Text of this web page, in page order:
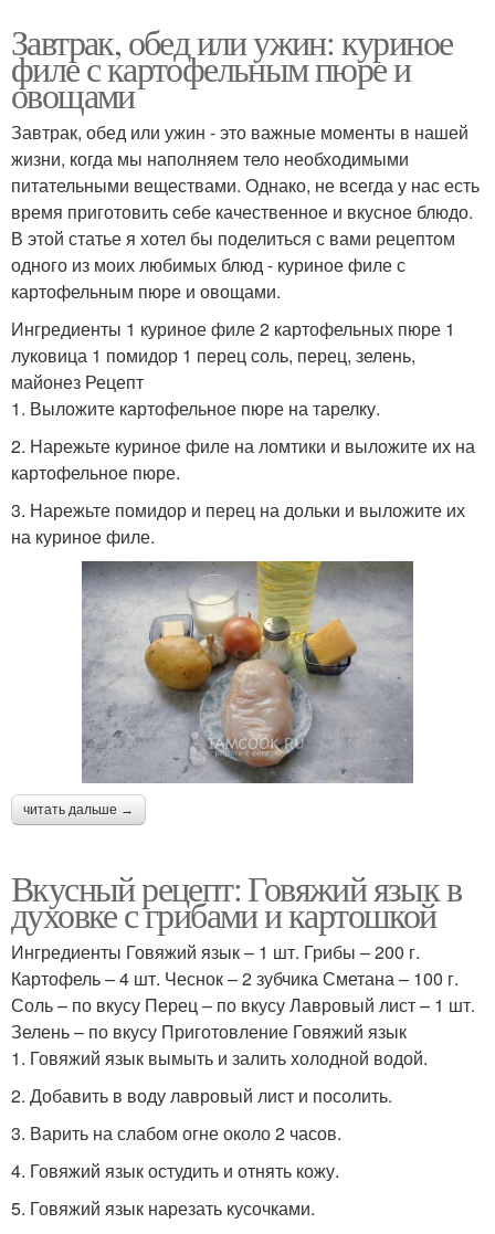
Завтрак, обед или ужин: куриное
филе с картофельным пюре и
овощами
Завтрак, обед или ужин - это важные моменты в нашей
жизни, когда мы наполняем тело необходимыми
питательными веществами. Однако, не всегда у нас есть
время приготовить себе качественное и вкусное блюдо.
В этой статье я хотел бы поделиться с вами рецептом
одного из моих любимых блюд - куриное филе с
картофельным пюре и овощами.
Ингредиенты 1 куриное филе 2 картофельных пюре 1
луковица 1 помидор 1 перец соль, перец, зелень,
майонез Рецепт
1. Выложите картофельное пюре на тарелку.
2. Нарежьте куриное филе на ломтики и выложите их на
картофельное пюре.
3. Нарежьте помидор и перец на дольки и выложите их
на куриное филе.
читать дальше →
Вкусный рецепт: Говяжий язык в
духовке с грибами и картошкой
Ингредиенты Говяжий язык – 1 шт. Грибы – 200 г.
Картофель – 4 шт. Чеснок – 2 зубчика Сметана – 100 г.
Соль – по вкусу Перец – по вкусу Лавровый лист – 1 шт.
Зелень – по вкусу Приготовление Говяжий язык
1. Говяжий язык вымыть и залить холодной водой.
2. Добавить в воду лавровый лист и посолить.
3. Варить на слабом огне около 2 часов.
4. Говяжий язык остудить и отнять кожу.
5. Говяжий язык нарезать кусочками.